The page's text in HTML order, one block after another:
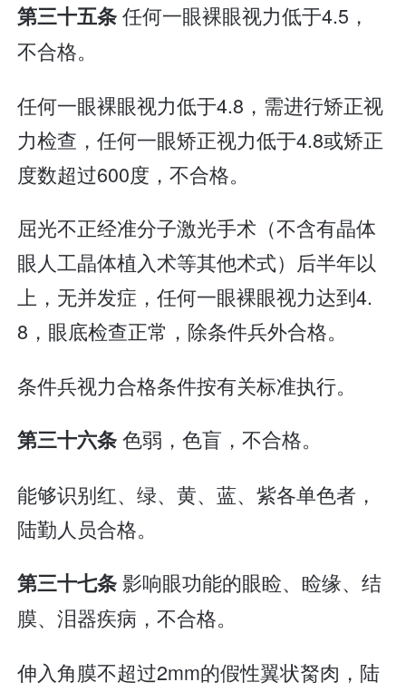
第三十五条任何一眼裸眼视力低于4.5，
不合格。
任何一眼裸眼视力低于4.8，需进行矫正视
力检查，任何一眼矫正视力低于4.8或矫正
度数超过600度，不合格。
屈光不正经准分子激光手术（不含有晶体
眼人工晶体植入术等其他术式）后半年以
上，无并发症，任何一眼裸眼视力达到4.
8，眼底检查正常，除条件兵外合格。
条件兵视力合格条件按有关标准执行。
第三十六条色弱，色盲，不合格。
能够识别红、绿、黄、蓝、紫各单色者，
陆勤人员合格。
第三十七条影响眼功能的眼睑、睑缘、结
膜、泪器疾病，不合格。
伸入角膜不超过2mm的假性翼状胬肉，陆